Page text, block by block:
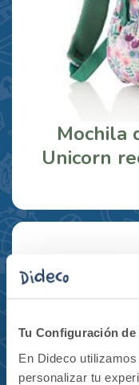
Tu Configuración de
En Dideco
personalizar tu
Mochila
Unicorn